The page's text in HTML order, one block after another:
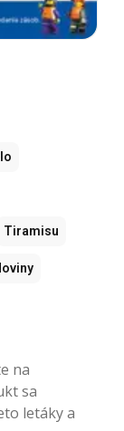
Tiramisu
na
sa
letáky a